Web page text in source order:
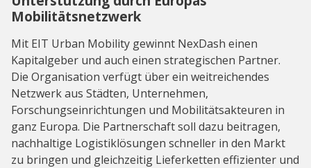
Mobilitätsnetzwerk
Mit EIT Urban Mobility gewinnt NexDash einen
Kapitalgeber und auch einen strategischen Partner.
Die Organisation verfügt über ein weitreichendes
Netzwerk aus Städten, Unternehmen,
Forschungseinrichtungen und Mobilitätsakteuren in
ganz Europa. Die Partnerschaft soll dazu beitragen,
nachhaltige Logistiklösungen schneller in den Markt
zu bringen und gleichzeitig Lieferketten effizienter und